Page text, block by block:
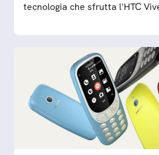
tecnologia che sfrutta l'HTC